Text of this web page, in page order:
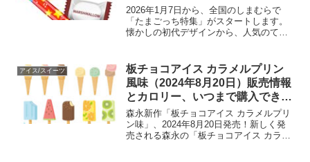
2026年1月7日から、全国のしまむらで
「たまごっち特集」がスタートします。
懐かしの初代デザインから、人気のてん
の目玉は、全4種類の「チョコ缶」と「ミ
ニミニフォトア...
アイス/スイーツ
板チョコアイス カラメルプリン
風味（2024年8月20日）販売情報
とカロリー、いつまで購入できる
か？
森永新作「板チョコアイス カラメルプリ
ン味」、2024年8月20日発売！新しく発
売される森永の「板チョコアイス カラメ